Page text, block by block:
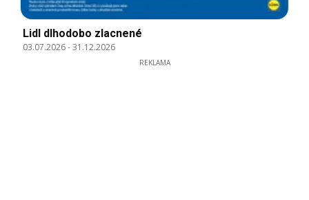
Lidl dlhodobo zlacnené
03.07.2026-31.12.2026
REKLAMA